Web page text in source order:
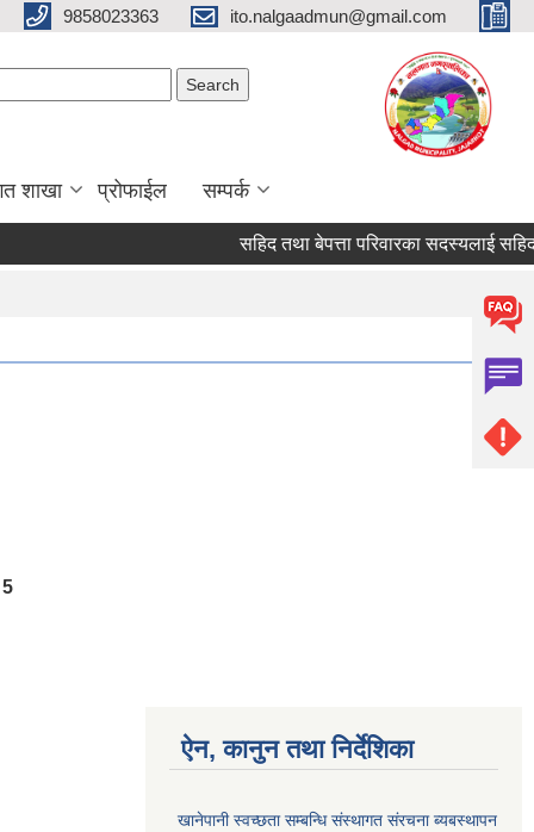
9858023363 ito.nalgaadmun@gmail.com
शाखा प्रोफाईल सम्पर्क
सहिद तथा बेपत्ता परिवारका सदस्यलाई सहिद
5
ऐन, कानुन तथा निर्देशिका
खानेपानी स्वच्छता सम्बन्धि संस्थागत संरचना ब्यबस्थापन